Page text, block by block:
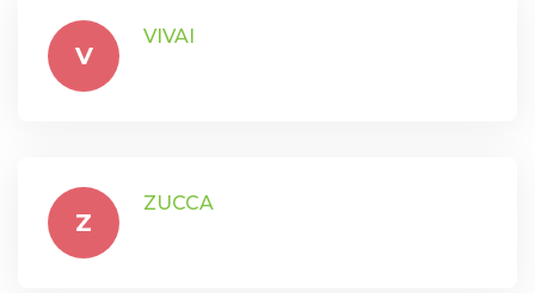
V
VIVAI
Z
ZUCCA